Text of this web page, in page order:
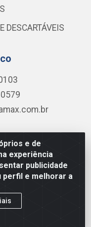
e de
experiência
publicidade
perfil e melhorar a
DESCARTÁVEIS
- RODOVIA BR-
Muribeca, Jaboatão dos
0001-84